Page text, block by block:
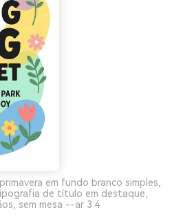
em fundo branco simples,
de título em destaque,
sem mesa --ar 3:4